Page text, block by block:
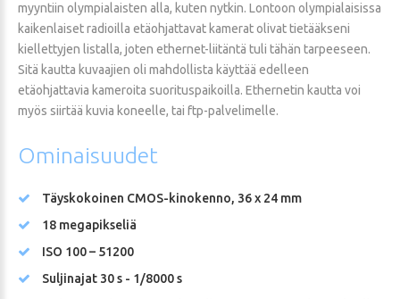
myyntiin olympialaisten alla, kuten nytkin. Lontoon olympialaisissa
kaikenlaiset radioilla etäohjattavat kamerat olivat tietääkseni
kiellettyjen listalla, joten ethernet-liitäntä tuli tähän tarpeeseen.
Sitä kautta kuvaajien oli mahdollista käyttää edelleen
etäohjattavia kameroita suorituspaikoilla. Ethernetin kautta voi
myös siirtää kuvia koneelle, tai ftp-palvelimelle.
Ominaisuudet
Täyskokoinen CMOS-kinokenno, 36 x 24 mm
18 megapikseliä
ISO 100 – 51200
Suljinajat 30 s - 1/8000 s